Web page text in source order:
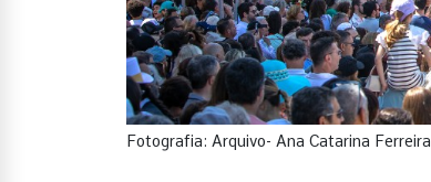
Fotografia: Arquivo- Ana Catarina Ferreira